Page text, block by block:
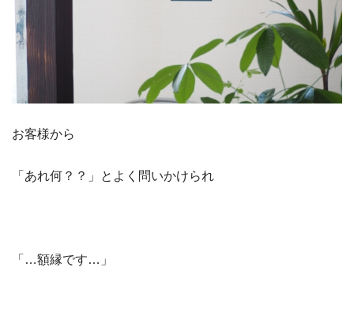
お客様から
「あれ何？？」とよく問いかけられ
「…額縁です…」